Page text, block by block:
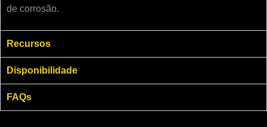
de corrosão.
Recursos
Disponibilidade
FAQs